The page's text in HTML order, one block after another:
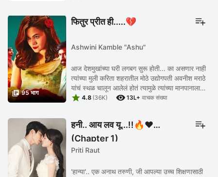
 95 भाग
फितुर प्रीत ही.....💔
Ashwini Kamble "Ashu"
आज देशमुखांच्या घरी लगबग सुरू होती... का असणार नाही
त्यांच्या मुली करिता शहरातील मोठे उद्योगपती अवनीश मराठे
यांचं स्थळ चालून आलेलं होतं त्यामुळे त्यांच्या मानपानाला
कसलीही कमतरता राहू नये म्हणून ...
 4.8 (36K)  13L+ वाचक संख्या
हनी.. आय लव यू...!!🔥❤️
(Chapter 1)
Priti Raut
'हान्या'.. एक अनाथ तरुणी, जी आपल्या उच्च शिक्षणासाठी